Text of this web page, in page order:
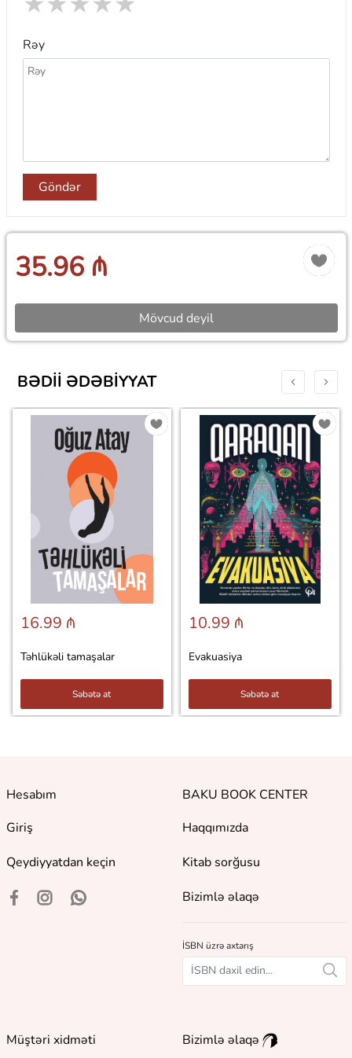
Rəy
Göndər
35.96 ₼
Mövcud deyil
BƏDII ƏDƏBIYYAT
16.99 ₼
Təhlükəli tamaşalar
Səbətə at
10.99 ₼
Evakuasiya
Səbətə at
Hesabım
Giriş
Qeydiyyatdan keçin
BAKU BOOK CENTER
Haqqımızda
Kitab sorğusu
Bizimlə əlaqə
İSBN üzrə axtarış
Müştəri xidməti Bizimlə əlaqə